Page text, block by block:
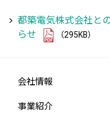
都築電気株式会社と
らせ
（295KB）
会社情報
事業紹介